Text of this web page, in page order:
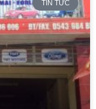
TIN TỨC